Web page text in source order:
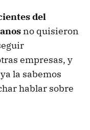
del
no quisieron
empresas, y
la sabemos
hablar sobre